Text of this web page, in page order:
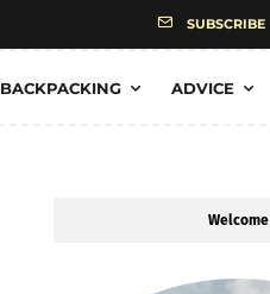
SUBSCRIBE
BACKPACKING ADVICE
Welcome